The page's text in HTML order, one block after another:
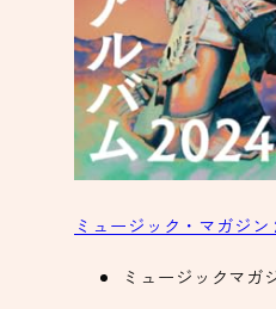
ミュージック・マガジン
ミュージックマガ